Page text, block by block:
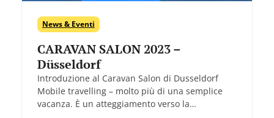
News & Eventi
CARAVAN SALON 2023 –
Düsseldorf
Introduzione al Caravan Salon di Dusseldorf
Mobile travelling – molto più di una semplice
vacanza. È un atteggiamento verso la…